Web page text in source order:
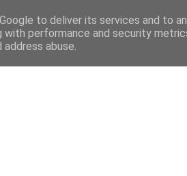
Mega Menu
to deliver its services and to
with performance and security
abuse.